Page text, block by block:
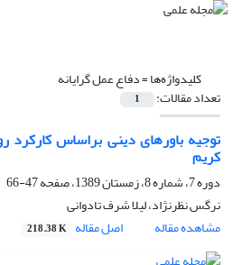
کلیدواژه‌ها =دفاع عمل گرایانه
تعداد مقالات: 1
توجیه باورهای دینی براساس کارکرد
کریم
دوره 7، شماره 8، زمستان 1389، صفحه
47-66
نرگس نظرنژاد، لیلا شرف تادوانی
مشاهده مقاله
اصل مقاله 218.38 K